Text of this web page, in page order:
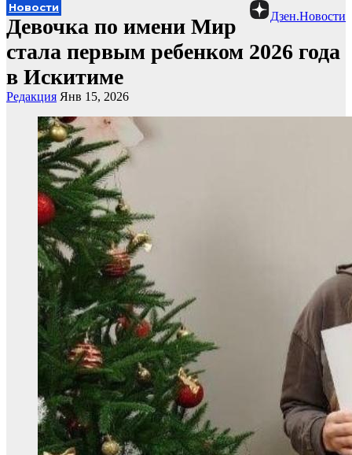
Дзен.Новости
Новости
Девочка по имени Мир
стала первым ребенком 2026 года
в Искитиме
Редакция Янв 15, 2026